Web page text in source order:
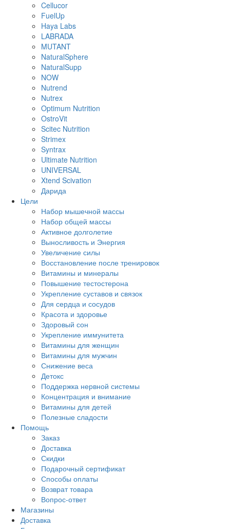
Cellucor
FuelUp
Haya Labs
LABRADA
MUTANT
NaturalSphere
NaturalSupp
NOW
Nutrend
Nutrex
Optimum Nutrition
OstroVit
Scitec Nutrition
Strimex
Syntrax
Ultimate Nutrition
UNIVERSAL
Xtend Scivation
Дарида
Цели
Набор мышечной массы
Набор общей массы
Активное долголетие
Выносливость и Энергия
Увеличение силы
Восстановление после тренировок
Витамины и минералы
Повышение тестостерона
Укрепление суставов и связок
Для сердца и сосудов
Красота и здоровье
Здоровый сон
Укрепление иммунитета
Витамины для женщин
Витамины для мужчин
Снижение веса
Детокс
Поддержка нервной системы
Концентрация и внимание
Витамины для детей
Полезные сладости
Помощь
Заказ
Доставка
Скидки
Подарочный сертификат
Способы оплаты
Возврат товара
Вопрос-ответ
Магазины
Доставка